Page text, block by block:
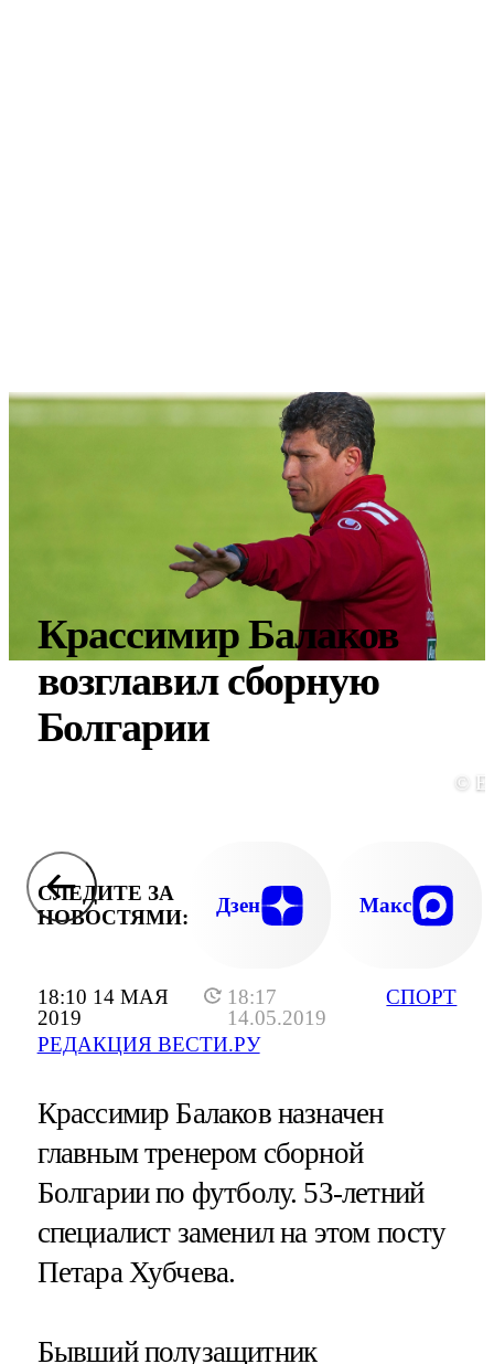
18:10 14 МАЯ
2019
18:17
14.05.2019
РЕДАКЦИЯ ВЕСТИ.РУ
СПОРТ
Крассимир Балаков
возглавил сборную
Болгарии
©
СЛЕДИТЕ ЗА
НОВОСТЯМИ:
Дзен Макс
Крассимир Балаков назначен
главным тренером сборной
Болгарии по футболу. 53-летний
специалист заменил на этом посту
Петара Хубчева.
Бывший полузащитник